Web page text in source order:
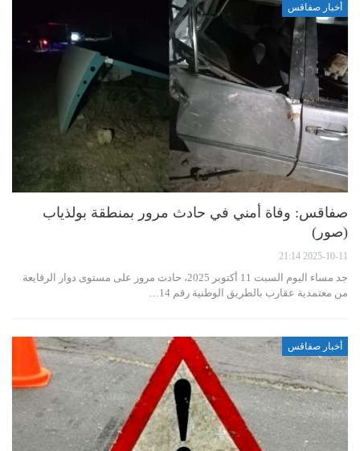
أخبار صفاقس
صفاقس: وفاة أمني في حادث مرور بمنطقة بولذياب
(صور)
2025-10-11 21:14
جد مساء اليوم السبت 11 أكتوبر 2025، حادث مرور على مستوى دوار الرقايعة
من معتمدية عقارب بالطريق الوطنية رقم 14…
أخبار صفاقس